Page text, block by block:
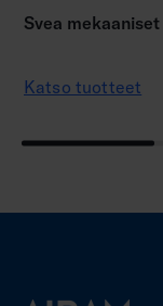
Svea
Katso tuotteet